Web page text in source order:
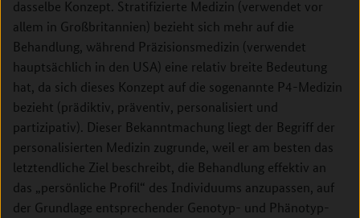
dasselbe Konzept. Stratifizierte Medizin (verwendet vor
allem in Großbritannien) bezieht sich mehr auf die
Behandlung, während Präzisionsmedizin (verwendet
hauptsächlich in den USA) eine relativ breite Bedeutung
hat, da sich dieses Konzept auf die sogenannte P4-Medizin
bezieht (prädiktiv, präventiv, personalisiert und
partizipativ). Dieser Bekanntmachung liegt der Begriff der
personalisierten Medizin zugrunde, weil er am besten das
letztendliche Ziel beschreibt, die Behandlung effektiv an
das „persönliche Profil“ des Individuums anzupassen, auf
der Grundlage entsprechender Genotyp- und Phänotyp-